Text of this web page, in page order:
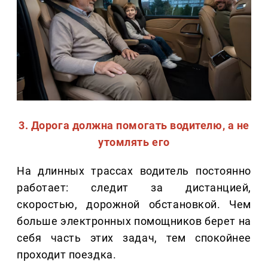
3. Дорога должна помогать водителю, а не
утомлять его
На длинных трассах водитель постоянно
работает: следит за дистанцией,
скоростью, дорожной обстановкой. Чем
больше электронных помощников берет на
себя часть этих задач, тем спокойнее
проходит поездка.